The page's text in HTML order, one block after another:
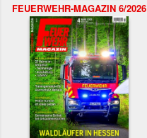
FEUERWEHR-MAGAZIN 6/2026